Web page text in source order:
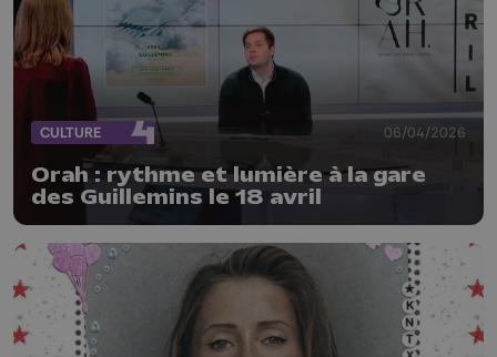
CULTURE 06/04/2026
Orah : rythme et lumière à la gare
des Guillemins le 18 avril